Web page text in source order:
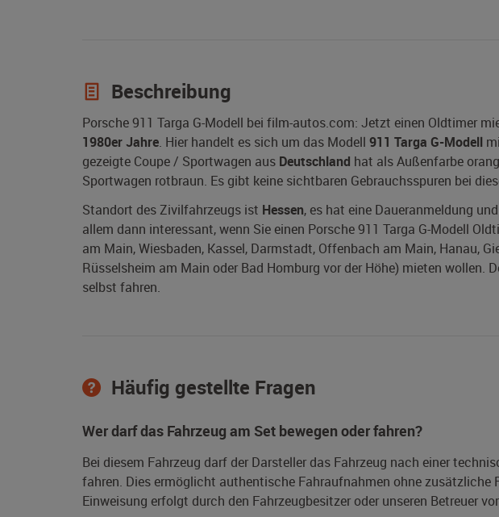
Beschreibung
Porsche 911 Targa G-Modell bei film-autos.com: Jetzt einen Oldtimer
1980er Jahre. Hier handelt es sich um das Modell 911 Targa G-Modell
gezeigte Coupe / Sportwagen aus Deutschland hat als Außenfarbe
Sportwagen rotbraun. Es gibt keine sichtbaren Gebrauchsspuren bei
Standort des Zivilfahrzeugs ist Hessen, es hat eine Daueranmeldung
allem dann interessant, wenn Sie einen Porsche 911 Targa G-Modell
am Main, Wiesbaden, Kassel, Darmstadt, Offenbach am Main, Hanau,
Rüsselsheim am Main oder Bad Homburg vor der Höhe) mieten wollen.
selbst fahren.
Häufig gestellte Fragen
Wer darf das Fahrzeug am Set bewegen oder fahren?
Bei diesem Fahrzeug darf der Darsteller das Fahrzeug nach einer
fahren. Dies ermöglicht authentische Fahraufnahmen ohne zusätzliche
Einweisung erfolgt durch den Fahrzeugbesitzer oder unseren Betreuer